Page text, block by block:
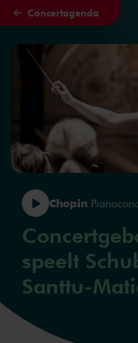
Naar hoofdcontent
Concertagenda
Chopin
speelt
Santtu-